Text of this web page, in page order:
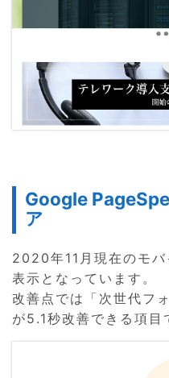
Google
ア
2020年11月現在のモ
表示となっています。
改善点では「次世代フ
が5.1秒改善できる項目